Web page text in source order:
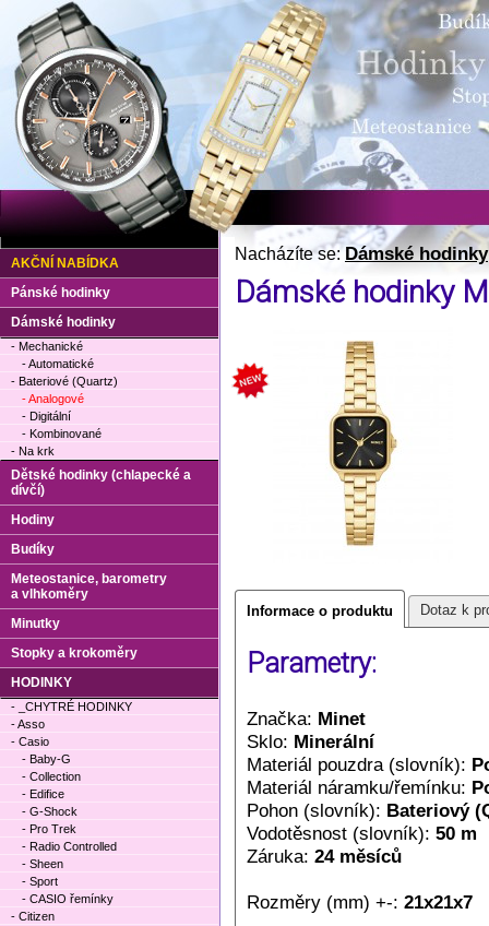
Nacházíte se:Dámské hodinky
Dámské hodinky
Informace o produktu Dotaz k
Parametry:
Značka: Minet
Sklo: Minerální
Materiál pouzdra (slovník):
Materiál náramku/řemínku:
Pohon (slovník): Bateriový
Vodotěsnost (slovník): 50 m
Záruka: 24 měsíců
Rozměry (mm) +-: 21x21x7
AKČNÍ NABÍDKA
Pánské hodinky
Dámské hodinky
- Mechanické
- Automatické
- Bateriové (Quartz)
- Analogové
- Digitální
- Kombinované
- Na krk
Dětské hodinky (chlapecké a
dívčí)
Hodiny
Budíky
Meteostanice, barometry
a vlhkoměry
Minutky
Stopky a krokoměry
HODINKY
- _CHYTRÉ HODINKY
- Asso
- Casio
- Baby-G
- Collection
- Edifice
- G-Shock
- Pro Trek
- Radio Controlled
- Sheen
- Sport
- CASIO řemínky
- Citizen